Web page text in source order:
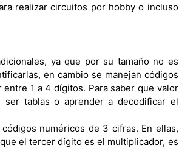
realizar circuitos por hobby o incluso
ya que por su tamaño no es
en cambio se manejan códigos
1 a 4 dígitos. Para saber que valor
tablas o aprender a decodificar el
numéricos de 3 cifras. En ellas,
el tercer dígito es el multiplicador, es